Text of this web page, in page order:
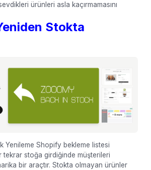
ürünleri asla kaçırmamasını
Stokta
Yenileme Shopify bekleme listesi
tekrar stoğa girdiğinde müşterileri
bir araçtır. Stokta olmayan ürünler